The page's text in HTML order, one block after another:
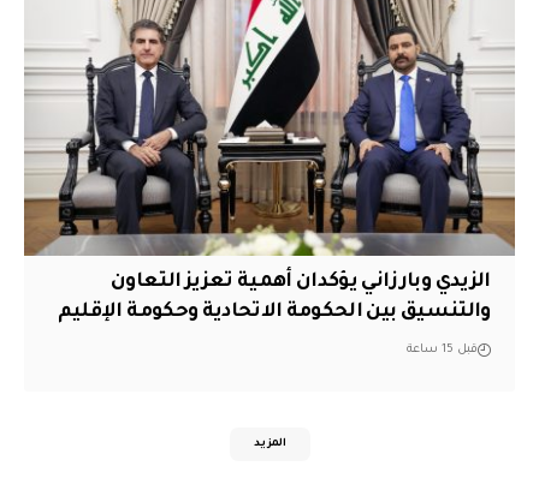
الزيدي وبارزاني يؤكدان أهمية تعزيز التعاون
والتنسيق بين الحكومة الاتحادية وحكومة الإقليم
قبل 15 ساعة
المزيد